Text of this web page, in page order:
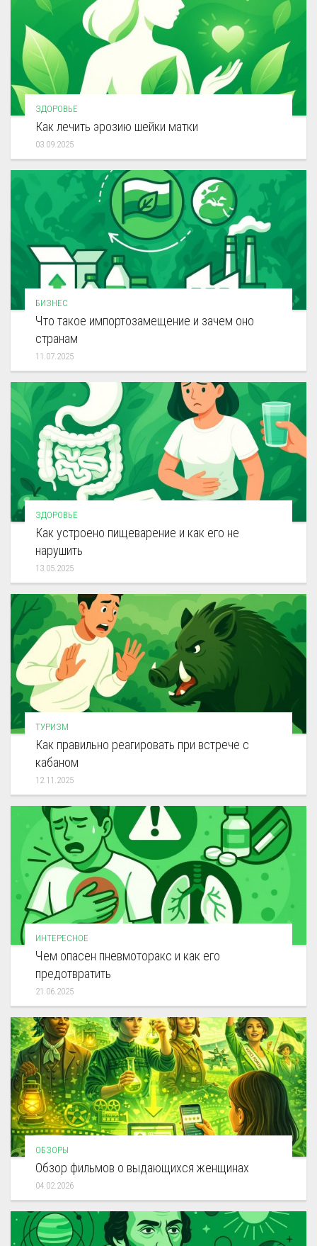
ЗДОРОВЬЕ
Как лечить эрозию шейки матки
03.09.2025
БИЗНЕС
Что такое импортозамещение и зачем оно
странам
11.07.2025
ЗДОРОВЬЕ
Как устроено пищеварение и как его не
нарушить
13.05.2025
ТУРИЗМ
Как правильно реагировать при встрече с
кабаном
12.11.2025
ИНТЕРЕСНОЕ
Чем опасен пневмоторакс и как его
предотвратить
21.06.2025
ОБЗОРЫ
Обзор фильмов о выдающихся женщинах
04.02.2026